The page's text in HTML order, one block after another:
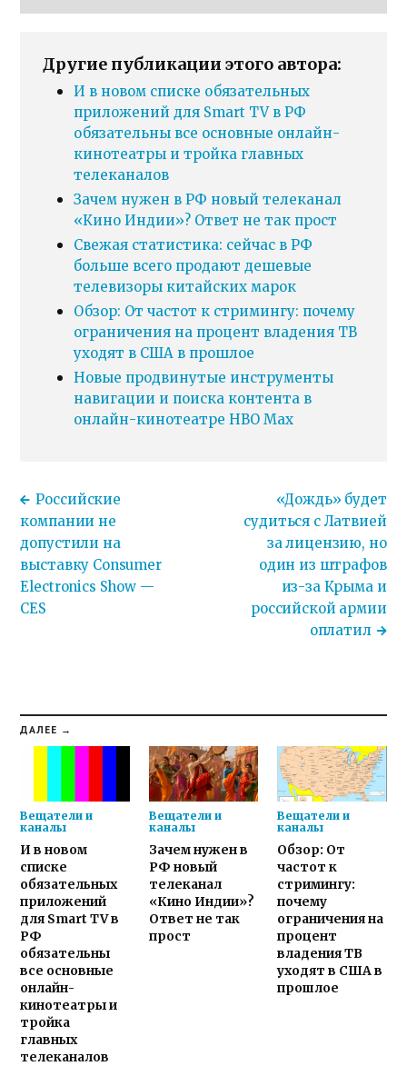
Другие публикации этого автора:
И в новом списке обязательных
приложений для Smart TV в РФ
обязательны все основные онлайн-
кинотеатры и тройка главных
телеканалов
Зачем нужен в РФ новый телеканал
«Кино Индии»? Ответ не так прост
Свежая статистика: сейчас в РФ
больше всего продают дешевые
телевизоры китайских марок
Обзор: От частот к стримингу: почему
ограничения на процент владения ТВ
уходят в США в прошлое
Новые продвинутые инструменты
навигации и поиска контента в
онлайн-кинотеатре HBO Max
Российские
компании не
допустили на
выставку Consumer
Electronics Show —
CES
«Дождь» будет
судиться с Латвией
за лицензию, но
один из штрафов
из-за Крыма и
российской армии
оплатил
ДАЛЕЕ →
Вещатели и
каналы
И в новом
списке
обязательных
приложений
для Smart TV в
РФ
обязательны
все основные
онлайн-
кинотеатры и
тройка
главных
телеканалов
Вещатели и
каналы
Зачем нужен в
РФ новый
телеканал
«Кино Индии»?
Ответ не так
прост
Вещатели и
каналы
Обзор: От
частот к
стримингу:
почему
ограничения на
процент
владения ТВ
уходят в США в
прошлое